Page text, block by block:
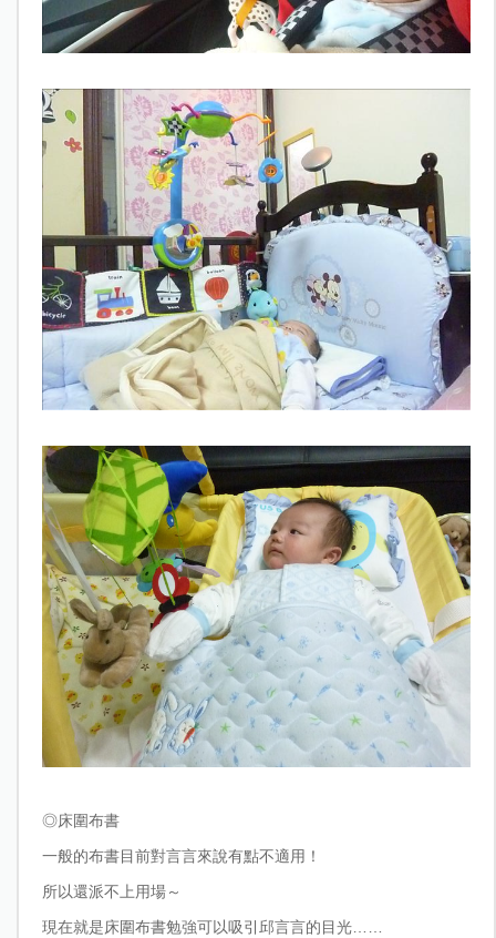
◎床圍布書
一般的布書目前對言言來說有點不適用！
所以還派不上用場～
現在就是床圍布書勉強可以吸引邱言言的目光……